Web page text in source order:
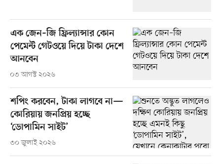
এক জেন–জি ফ্রিল্যান্সার কোন
পেমেন্ট গেটওয়ে দিয়ে টাকা দেশে
আনবেন
০৩ আগস্ট ২০২৬
শপিং করবেন, টাকা লাগবে না—
কোরিয়ায় জনপ্রিয় হচ্ছে
‘ডোপামিন সাইট’
৩০ জুলাই ২০২৬